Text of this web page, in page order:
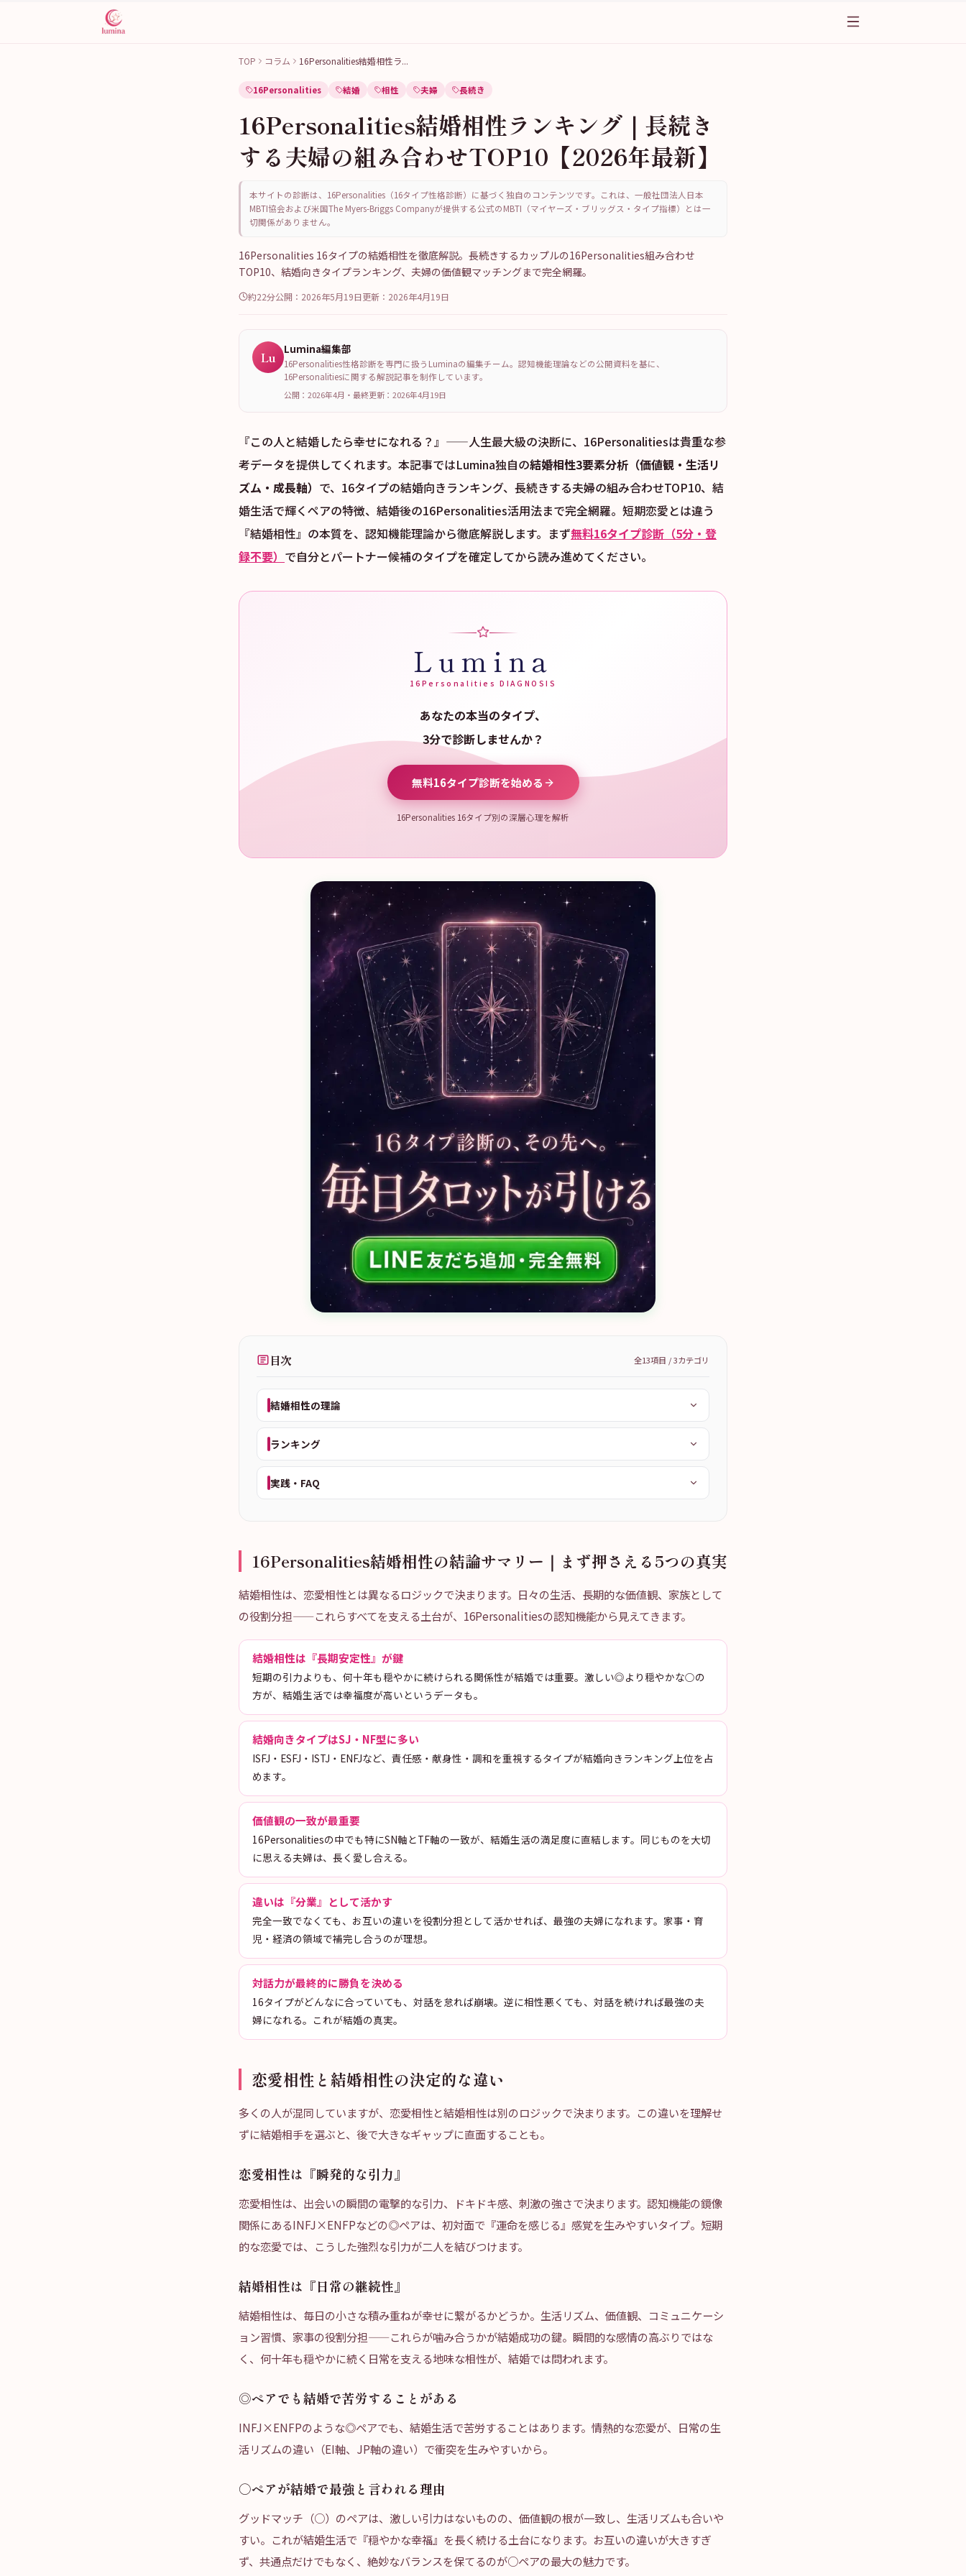
TOP コラム 16Personalities結婚相性ラ...
16Personalities 結婚 相性 夫婦 長続き
16Personalities結婚相性ランキング｜長続き
する夫婦の組み合わせTOP10【2026年最新】
本サイトの診断は、16Personalities（16タイプ性格診断）に基づく独自のコンテンツです。これは、一般社団法人日本
MBTI協会および米国The Myers-Briggs Companyが提供する公式のMBTI（マイヤーズ・ブリッグス・タイプ指標）とは一
切関係がありません。
16Personalities 16タイプの結婚相性を徹底解説。長続きするカップルの16Personalities組み合わせ
TOP10、結婚向きタイプランキング、夫婦の価値観マッチングまで完全網羅。
約22分公開： 2026年5月19日更新： 2026年4月19日
Lu Lumina編集部
16Personalities性格診断を専門に扱うLuminaの編集チーム。認知機能理論などの公開資料を基に、
16Personalitiesに関する解説記事を制作しています。
公開：2026年4月 ・ 最終更新： 2026年4月19日
『この人と結婚したら幸せになれる？』——人生最大級の決断に、16Personalitiesは貴重な参
考データを提供してくれます。本記事ではLumina独自の結婚相性3要素分析（価値観・生活リ
ズム・成長軸） で、16タイプの結婚向きランキング、長続きする夫婦の組み合わせTOP10、結
婚生活で輝くペアの特徴、結婚後の16Personalities活用法まで完全網羅。短期恋愛とは違う
『結婚相性』の本質を、認知機能理論から徹底解説します。まず無料16タイプ診断（5分・登
録不要） で自分とパートナー候補のタイプを確定してから読み進めてください。
Lumina
16Personalities DIAGNOSIS
あなたの本当のタイプ、
3分で診断しませんか？
無料16タイプ診断を始める
16Personalities 16タイプ別の深層心理を解析
目次 全13項目 /3カテゴリ
結婚相性の理論
ランキング
実践・FAQ
16Personalities結婚相性の結論サマリー｜まず押さえる5つの真実
結婚相性は、恋愛相性とは異なるロジックで決まります。日々の生活、長期的な価値観、家族として
の役割分担——これらすべてを支える土台が、16Personalitiesの認知機能から見えてきます。
結婚相性は『長期安定性』が鍵
短期の引力よりも、何十年も穏やかに続けられる関係性が結婚では重要。激しい◎より穏やかな○の
方が、結婚生活では幸福度が高いというデータも。
結婚向きタイプはSJ・NF型に多い
ISFJ・ESFJ・ISTJ・ENFJなど、責任感・献身性・調和を重視するタイプが結婚向きランキング上位を占
めます。
価値観の一致が最重要
16Personalitiesの中でも特にSN軸とTF軸の一致が、結婚生活の満足度に直結します。同じものを大切
に思える夫婦は、長く愛し合える。
違いは『分業』として活かす
完全一致でなくても、お互いの違いを役割分担として活かせれば、最強の夫婦になれます。家事・育
児・経済の領域で補完し合うのが理想。
対話力が最終的に勝負を決める
16タイプがどんなに合っていても、対話を怠れば崩壊。逆に相性悪くても、対話を続ければ最強の夫
婦になれる。これが結婚の真実。
恋愛相性と結婚相性の決定的な違い
多くの人が混同していますが、恋愛相性と結婚相性は別のロジックで決まります。この違いを理解せ
ずに結婚相手を選ぶと、後で大きなギャップに直面することも。
恋愛相性は『瞬発的な引力』
恋愛相性は、出会いの瞬間の電撃的な引力、ドキドキ感、刺激の強さで決まります。認知機能の鏡像
関係にあるINFJ×ENFPなどの◎ペアは、初対面で『運命を感じる』感覚を生みやすいタイプ。短期
的な恋愛では、こうした強烈な引力が二人を結びつけます。
結婚相性は『日常の継続性』
結婚相性は、毎日の小さな積み重ねが幸せに繋がるかどうか。生活リズム、価値観、コミュニケーシ
ョン習慣、家事の役割分担——これらが噛み合うかが結婚成功の鍵。瞬間的な感情の高ぶりではな
く、何十年も穏やかに続く日常を支える地味な相性が、結婚では問われます。
◎ペアでも結婚で苦労することがある
INFJ×ENFPのような◎ペアでも、結婚生活で苦労することはあります。情熱的な恋愛が、日常の生
活リズムの違い（EI軸、JP軸の違い）で衝突を生みやすいから。
○ペアが結婚で最強と言われる理由
グッドマッチ（○）のペアは、激しい引力はないものの、価値観の根が一致し、生活リズムも合いや
すい。これが結婚生活で『穏やかな幸福』を長く続ける土台になります。お互いの違いが大きすぎ
ず、共通点だけでもなく、絶妙なバランスを保てるのが○ペアの最大の魅力です。